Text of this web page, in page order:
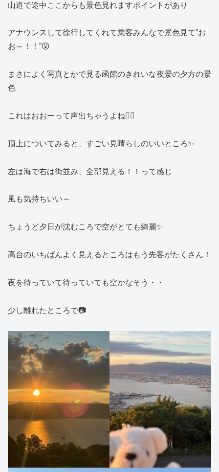
山道で途中ここからも景色見れますポイントがあり
アナウンスして徐行してくれて乗客みんなで景色見て”お
お～！！”😮
まさによく写真とかで見る函館のきれいな夜景の夕方の景
色
これはおおーって声出ちゃうよね🙂‍↕️
頂上についてみると、すごい見晴らしのいいところ✨
左は海で右は街並み、全部見える！！って感じ
風も気持ちいい～
ちょうど夕日が沈むころで空がとても綺麗✨
高台のいちばんよく見えるところはもう先客がたくさん！
夜を待っていて待っていても空かなそう・・
少し離れたところで📷